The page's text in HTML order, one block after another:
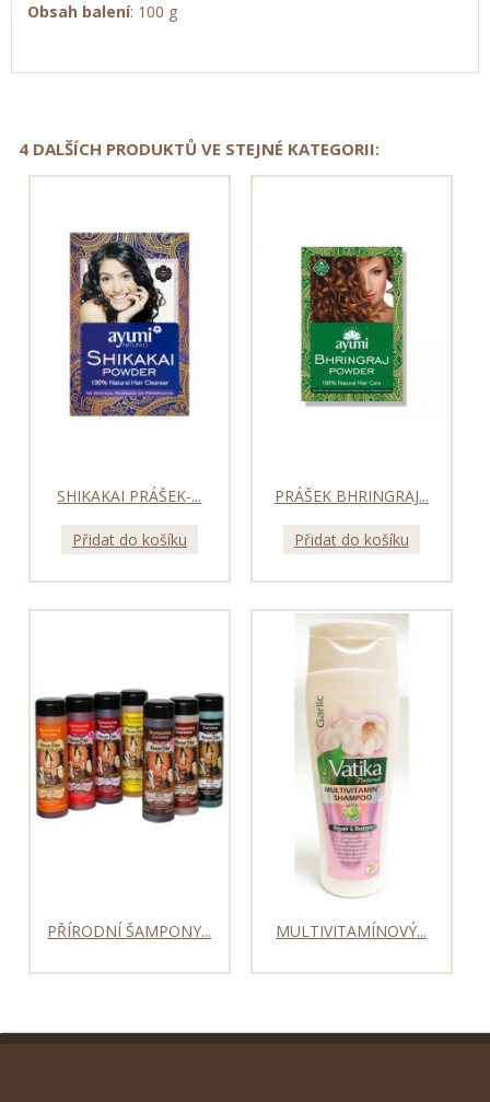
Obsah balení: 100 g
4 DALŠÍCH PRODUKTŮ VE STEJNÉ KATEGORII:
SHIKAKAI PRÁŠEK-...
Přidat do košíku
PRÁŠEK BHRINGRAJ...
Přidat do košíku
PŘÍRODNÍ ŠAMPONY... MULTIVITAMÍNOVÝ...